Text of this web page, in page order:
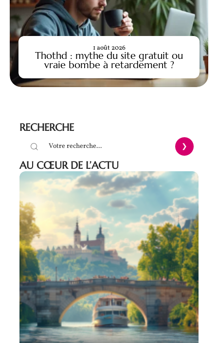
Thothd : mythe du site gratuit ou
vraie bombe à retardement ?
1 août 2026
RECHERCHE
AU CŒUR DE L’ACTU